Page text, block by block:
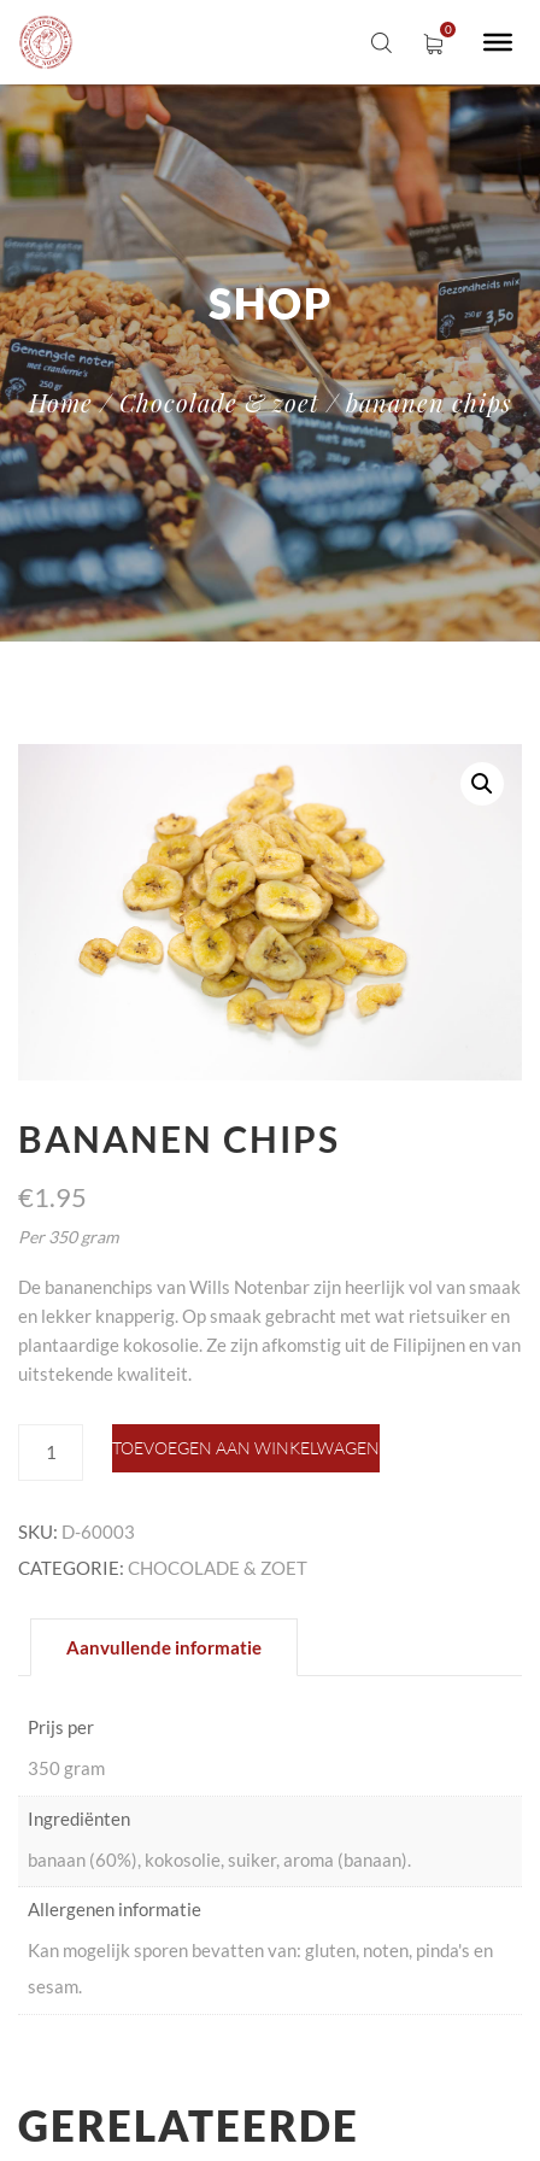
SHOP
Home/Chocolade & zoet/ bananen chips
BANANEN CHIPS
€1.95
Per 350 gram
De bananenchips van Wills Notenbar zijn heerlijk vol van smaak
en lekker knapperig. Op smaak gebracht met wat rietsuiker en
plantaardige kokosolie. Ze zijn afkomstig uit de Filipijnen en van
uitstekende kwaliteit.
chips
TOEVOEGEN AAN WINKELWAGEN
SKU: D-60003
CATEGORIE: CHOCOLADE & ZOET
Aanvullende informatie
Prijs per
350 gram
Ingrediënten
banaan (60%), kokosolie, suiker, aroma (banaan).
Allergenen informatie
Kan mogelijk sporen bevatten van: gluten, noten, pinda's en
sesam.
GERELATEERDE